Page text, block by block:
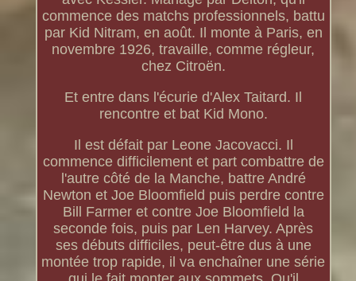
commence des matchs professionnels, battu
par Kid Nitram, en août. Il monte à Paris, en
novembre 1926, travaille, comme régleur,
chez Citroën.
Et entre dans l'écurie d'Alex Taitard. Il
rencontre et bat Kid Mono.
Il est défait par Leone Jacovacci. Il
commence difficilement et part combattre de
l'autre côté de la Manche, battre André
Newton et Joe Bloomfield puis perdre contre
Bill Farmer et contre Joe Bloomfield la
seconde fois, puis par Len Harvey. Après
ses débuts difficiles, peut-être dus à une
montée trop rapide, il va enchaîner une série